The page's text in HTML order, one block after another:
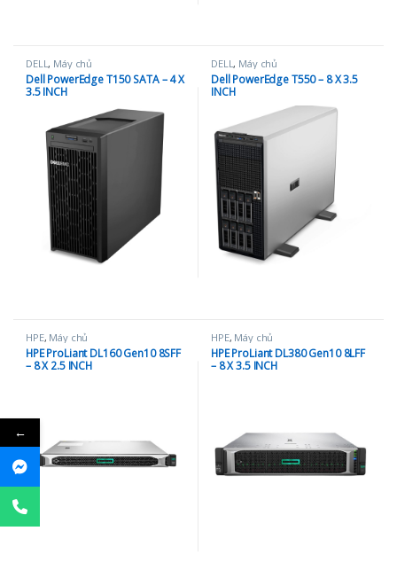
DELL, Máy chủ
Dell PowerEdge T150 SATA – 4 X
3.5 INCH
DELL, Máy chủ
Dell PowerEdge T550 – 8 X 3.5
INCH
HPE, Máy chủ
HPE ProLiant DL160 Gen10 8SFF
– 8 X 2.5 INCH
HPE, Máy chủ
HPE ProLiant DL380 Gen10 8LFF
– 8 X 3.5 INCH
←